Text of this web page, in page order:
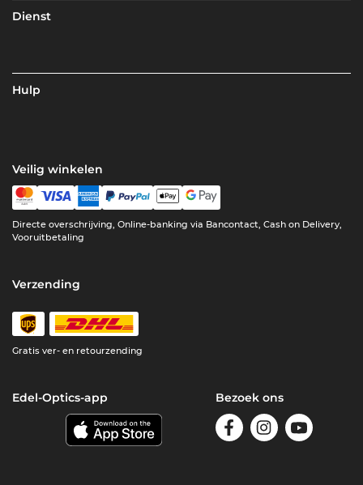
Dienst
Hulp
Veilig winkelen
Directe overschrijving, Online-banking via Bancontact, Cash on Delivery,
Vooruitbetaling
Verzending
Gratis ver- en retourzending
Edel-Optics-app Bezoek ons